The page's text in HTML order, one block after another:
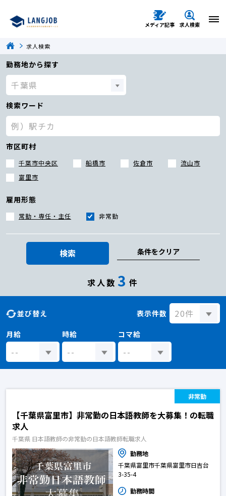
メディア記事 求人検索
求人検索
勤務地から探す
検索ワード
市区町村
千葉市中央区 船橋市 佐倉市
流山市
富里市
雇用形態
常勤・専任・主任 非常勤
検索 条件をクリア
求人数 3 件
並び替え 表示件数
月給 時給 コマ給
非常勤
【千葉県富里市】非常勤の日本語教師を大募集！の転職
求人
千葉県 日本語教師の非常勤の日本語教師転職求人
勤務地
千葉県富里市千葉県富里市日吉台
3-35-4
勤務時間